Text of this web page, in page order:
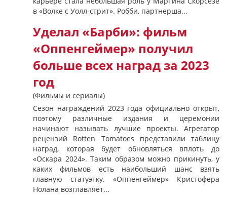
в «Волке с Уолл-стрит». Робби, партнерша...
Уделал «Барби»: фильм
«Оппенгеймер» получил
больше всех наград за 2023
год
(Фильмы и сериалы)
Сезон награждений 2023 года официально открыт,
поэтому различные издания и церемонии
начинают называть лучшие проекты. Агрегатор
рецензий Rotten Tomatoes представили таблицу
наград, которая будет обновляться вплоть до
«Оскара 2024». Таким образом можно прикинуть, у
каких фильмов есть наибольший шанс взять
главную статуэтку. «Оппенгеймер» Кристофера
Нолана возглавляет...